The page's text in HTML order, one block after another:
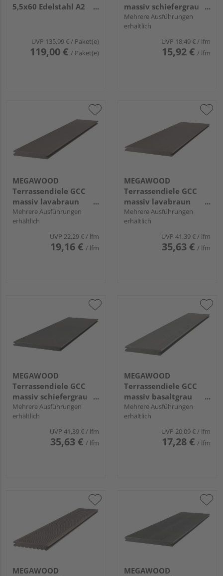
5,5x60 Edelstahl A2
UVP 135,99 € / Paket(e)
119,00 € / Paket(e)
massiv schiefergrau
einseitig genutet,
einseitig geriffelt,
längsseitige Nut,
CLASSIC - 21 x 145 mm
Mehrere Ausführungen
erhältlich
UVP 18,49 € / lfm
15,92 € / lfm
MEGAWOOD
Terrassendiele GCC
massiv lavabraun
einseitig gebürstet,
einseitig glatt,
längsseitige Nut,
PREMIUM PLUS - 21 x
Mehrere Ausführungen
erhältlich
UVP 22,29 €/ lfm
19,16 € / lfm
MEGAWOOD
Terrassendiele GCC
massiv lavabraun
einseitig gebürstet,
einseitig glatt,
längsseitige Nut,
PREMIUM PLUS - 21 x
Mehrere Ausführungen
erhältlich
UVP 41,39 €/ lfm
35,63 € / lfm
MEGAWOOD
Terrassendiele GCC
massiv schiefergrau
einseitig gebürstet,
einseitig glatt,
längsseitige Nut,
PREMIUM PLUS - 21 x
Mehrere Ausführungen
erhältlich
UVP 41,39 €/ lfm
35,63 € / lfm
MEGAWOOD
Terrassendiele GCC
massiv basaltgrau
einseitig gebürstet,
einseitig glatt,
längsseitige Nut,
PREMIUM - 21 x 145
Mehrere Ausführungen
erhältlich
UVP 20,09 €/ lfm
17,28 € / lfm
MEGAWOOD
MEGAWOOD